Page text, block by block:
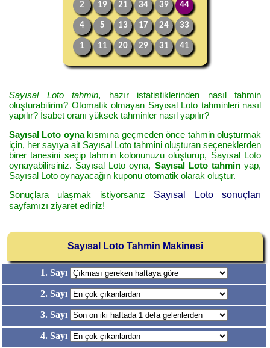
2 19 21 34 39 44
4 5 13 17 24 33
1 11 20 29 31 41
Sayısal Loto tahmin, hazır istatistiklerinden nasıl tahmin
oluşturabilirim? Otomatik olmayan Sayısal Loto tahminleri nasıl
yapılır? İsabet oranı yüksek tahminler nasıl yapılır?
Sayısal Loto oynakısmına geçmeden önce tahmin oluşturmak
için, her sayıya ait Sayısal Loto tahmini oluşturan seçeneklerden
birer tanesini seçip tahmin kolonunuzu oluşturup, Sayısal Loto
oynayabilirsiniz. Sayısal Loto oyna, Sayısal Loto tahminyap,
Sayısal Loto oynayacağın kuponu otomatik olarak oluştur.
Sonuçlara ulaşmak istiyorsanız Sayısal Loto sonuçları
sayfamızı ziyaret ediniz!
Sayısal Loto Tahmin Makinesi
1. Sayı
2. Sayı
3. Sayı
4. Sayı